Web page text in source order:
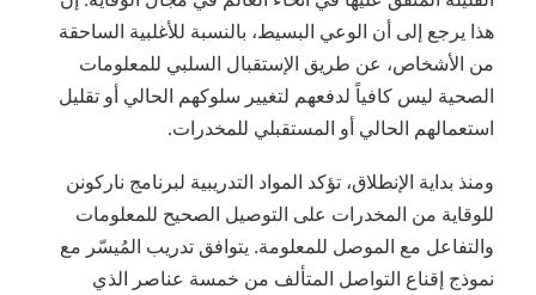
هذا يرجع إلى أن الوعي البسيط، بالنسبة للأغلبية الساحقة
من الأشخاص، عن طريق الإستقبال السلبي للمعلومات
الصحية ليس كافياً لدفعهم لتغيير سلوكهم الحالي أو تقليل
استعمالهم الحالي أو المستقبلي للمخدرات.
ومنذ بداية الإنطلاق، تؤكد المواد التدريبية لبرنامج ناركونن
للوقاية من المخدرات على التوصيل الصحيح للمعلومات
والتفاعل مع الموصل للمعلومة. يتوافق تدريب المُيسّر مع
نموذج إقناع التواصل المتألف من خمسة عناصر الذي